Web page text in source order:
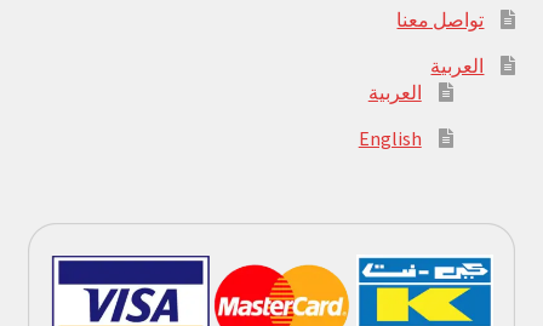
تواصل معنا
العربية
العربية
English